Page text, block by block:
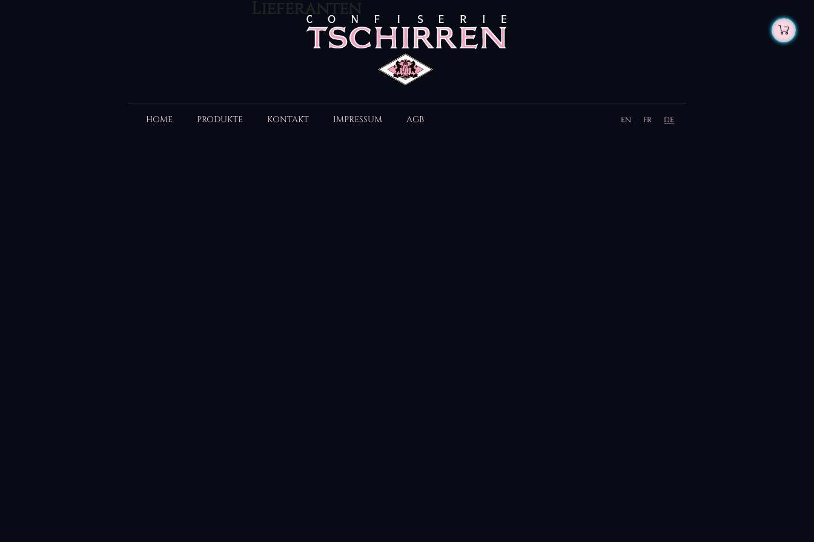
HOME PRODUKTE KONTAKT IMPRESSUM AGB DE
FR
EN
Lieferanten